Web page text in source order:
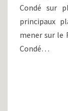
Condé sur
principaux
mener sur le
Condé…